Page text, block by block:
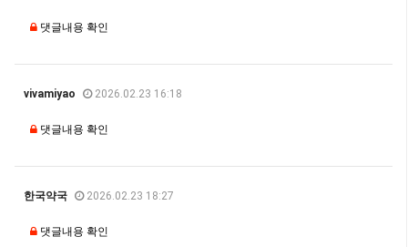
댓글내용 확인
vivamiyao 2026.02.23 16:18
댓글내용 확인
한국약국 2026.02.23 18:27
댓글내용 확인